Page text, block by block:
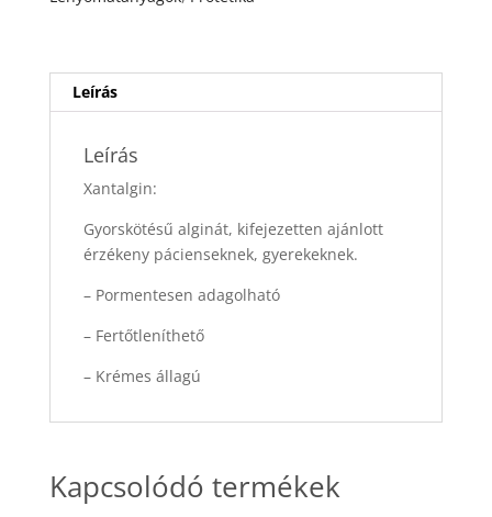
Leírás
Leírás
Xantalgin:
Gyorskötésű alginát, kifejezetten ajánlott
érzékeny pácienseknek, gyerekeknek.
– Pormentesen adagolható
– Fertőtleníthető
– Krémes állagú
Kapcsolódó termékek